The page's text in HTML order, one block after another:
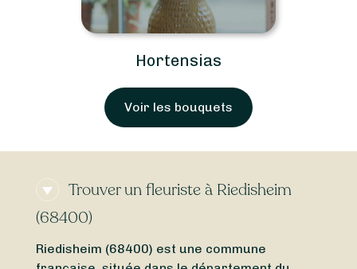
Hortensias
Voir les bouquets
Trouver un fleuriste à Riedisheim
(68400)
Riedisheim (68400) est une commune